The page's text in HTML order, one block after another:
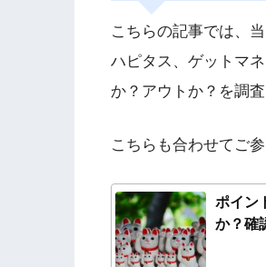
こちらの記事では、
ハピタス、ゲットマ
か？アウトか？を調
こちらも合わせてご参
ポイン
か？確